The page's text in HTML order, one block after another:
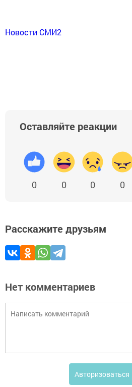
Новости СМИ2
Оставляйте реакции
0 0 0 0
Расскажите друзьям
Нет комментариев
Авторизоваться